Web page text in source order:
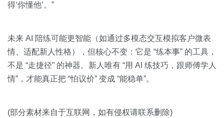
得‘你懂他’。”
未来 AI 陪练可能更智能（如通过多模态交互模拟客户微表
情、适配新人性格），但核心不变：它是 “练本事” 的工具，
不是 “走捷径” 的神器。新人唯有 “用 AI 练技巧，跟师傅学人
情”，才能真正把 “怕议价” 变成 “能稳单”。
(部分素材来自于互联网，如有侵权请联系删除)